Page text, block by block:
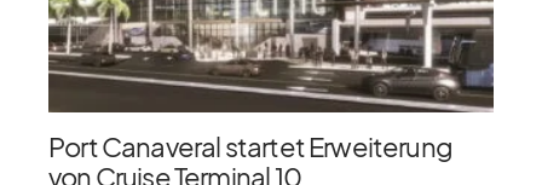
Port Canaveral startet Erweiterung
von Cruise Terminal 10